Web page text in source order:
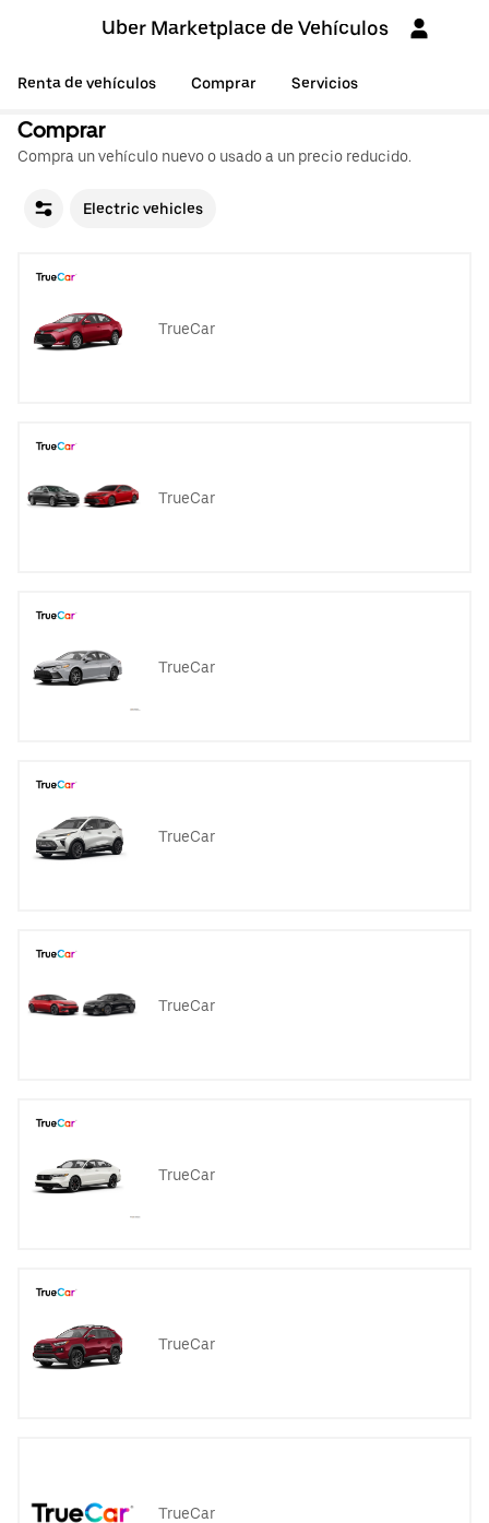
Uber Marketplace de Vehículos
Renta de vehículos Comprar Servicios
Comprar
Compra un vehículo nuevo o usado a un precio reducido.
Electric vehicles
TrueCar
TrueCar
TrueCar
TrueCar
TrueCar
TrueCar
TrueCar
TrueCar